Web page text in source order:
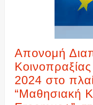
Απονομή
2024 στο
“Μαθησιακή